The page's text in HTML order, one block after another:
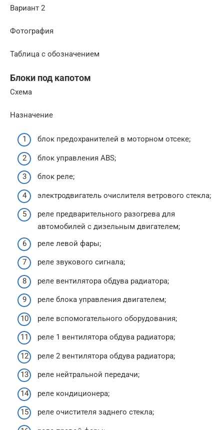
Вариант 2
Фотография
Таблица с обозначением
Блоки под капотом
Схема
Назначение
блок предохранителей в моторном отсеке;
блок управления ABS;
блок реле;
электродвигатель очислителя ветрового стекла;
реле предварительного разогрева для
автомобилей с дизельным двигателем;
реле левой фары;
реле звукового сигнала;
реле вентилятора обдува радиатора;
реле блока управления двигателем;
реле вспомогательного оборудования;
реле 1 вентилятора обдува радиатора;
реле 2 вентилятора обдува радиатора;
реле нейтральной передачи;
реле кондиционера;
реле очистителя заднего стекла;